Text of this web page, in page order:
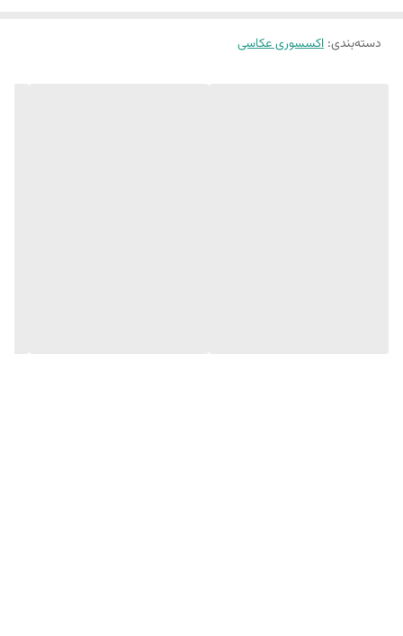
دسته‌بندی: اکسسوری عکاسی